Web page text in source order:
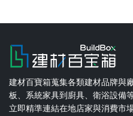
建材百寶箱蒐集各類建材品牌與
板、系統家具到廚具、衛浴設備
立即精準連結在地店家與消費市場